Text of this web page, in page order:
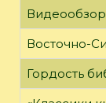
Восточно-
Гордость